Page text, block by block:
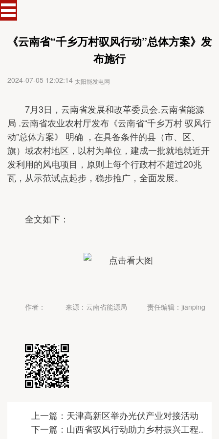
《云南省“千乡万村驭风行动”总体方案》发
布施行
2024-07-05 12:02:14 太阳能发电网
7月3日，云南省发展和改革委员会.云南省能源
局 .云南省农业农村厅发布《云南省“千乡万村 驭风行
动”总体方案》 明确 ，在具备条件的县（市、区、
旗）域农村地区，以村为单位，建成一批就地就近开
发利用的风电项目，原则上每个行政村不超过20兆
瓦，从示范试点起步，稳步推广，全面发展。
全文如下：
作者： 来源：云南省能源局 责任编辑：jianping
上一篇：天津高新区举办光伏产业对接活动
下一篇：山西省驭风行动助力乡村振兴工程..